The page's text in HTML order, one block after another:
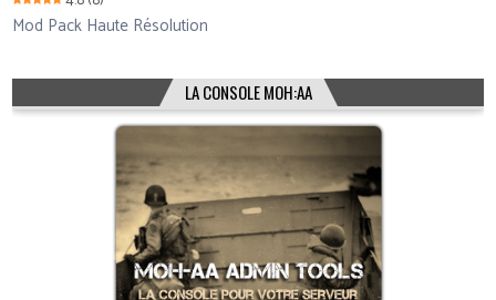
Mod Pack Haute Résolution
LA CONSOLE MOH:AA